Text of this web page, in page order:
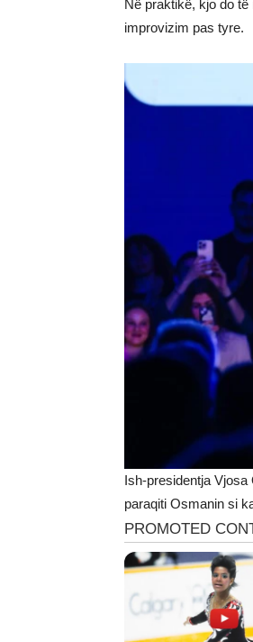
Në praktikë, kjo do
improvizim pas tyre.
Ish-presidentja
paraqiti Osmanin si